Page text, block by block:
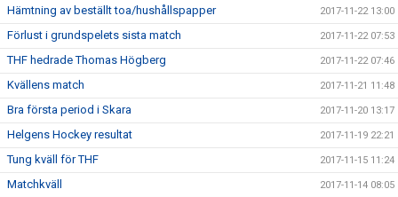
Hämtning av beställt toa/hushållspapper 2017-11-22 13:00
Förlust i grundspelets sista match 2017-11-22 07:53
THF hedrade Thomas Högberg 2017-11-22 07:46
Kvällens match 2017-11-21 11:48
Bra första period i Skara 2017-11-20 13:17
Helgens Hockey resultat 2017-11-19 22:21
Tung kväll för THF 2017-11-15 11:24
Matchkväll 2017-11-14 08:05